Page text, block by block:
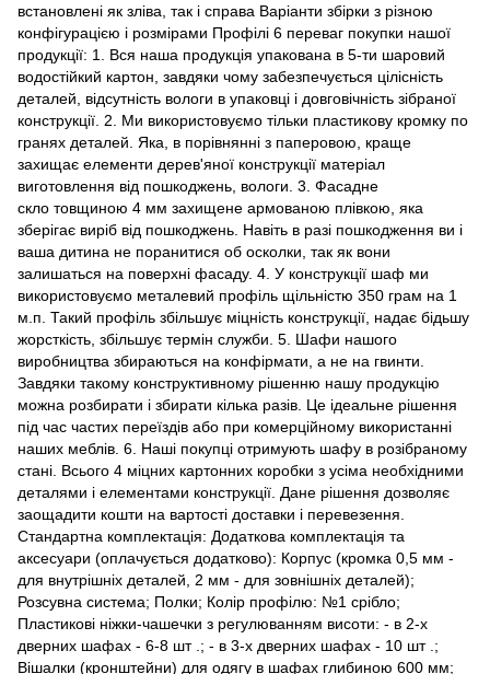
встановлені як зліва, так і справа Варіанти збірки з різною
конфігурацією і розмірами Профілі 6 переваг покупки нашої
продукції: 1. Вся наша продукція упакована в 5-ти шаровий
водостійкий картон, завдяки чому забезпечується цілісність
деталей, відсутність вологи в упаковці і довговічність зібраної
конструкції. 2. Ми використовуємо тільки пластикову кромку по
гранях деталей. Яка, в порівнянні з паперовою, краще
захищає елементи дерев'яної конструкції матеріал
виготовлення від пошкоджень, вологи. 3. Фасадне
скло товщиною 4 мм захищене армованою плівкою, яка
зберігає виріб від пошкоджень. Навіть в разі пошкодження ви і
ваша дитина не поранитися об осколки, так як вони
залишаться на поверхні фасаду. 4. У конструкції шаф ми
використовуємо металевий профіль щільністю 350 грам на 1
м.п. Такий профіль збільшує міцність конструкції, надає бідьшу
жорсткість, збільшує термін служби. 5. Шафи нашого
виробництва збираються на конфірмати, а не на гвинти.
Завдяки такому конструктивному рішенню нашу продукцію
можна розбирати і збирати кілька разів. Це ідеальне рішення
під час частих переїздів або при комерційному використанні
наших меблів. 6. Наші покупці отримують шафу в розібраному
стані. Всього 4 міцних картонних коробки з усіма необхідними
деталями і елементами конструкції. Дане рішення дозволяє
заощадити кошти на вартості доставки і перевезення.
Стандартна комплектація: Додаткова комплектація та
аксесуари (оплачується додатково): Корпус (кромка 0,5 мм -
для внутрішніх деталей, 2 мм - для зовнішніх деталей);
Розсувна система; Полки; Колір профілю: №1 срібло;
Пластикові ніжки-чашечки з регулюванням висоти: - в 2-х
дверних шафах - 6-8 шт .; - в 3-х дверних шафах - 10 шт .;
Вішалки (кронштейни) для одягу в шафах глибиною 600 мм;